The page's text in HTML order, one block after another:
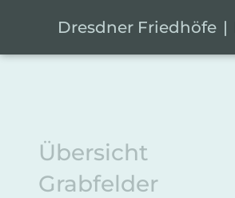
Dresdner Friedhöfe
Übersicht
Grabfelder